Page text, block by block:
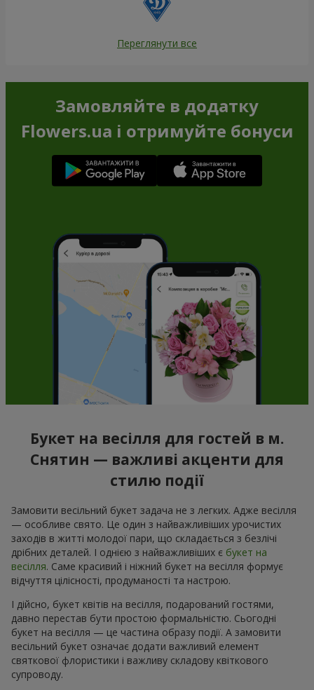
Переглянути все
Замовляйте в додатку
Flowers.ua і отримуйте бонуси
Букет на весілля для гостей в м.
Снятин — важливі акценти для
стилю події
Замовити весільний букет задача не з легких. Адже весілля
— особливе свято. Це один з найважливіших урочистих
заходів в житті молодої пари, що складається з безлічі
дрібних деталей. І однією з найважливіших є букет на
весілля. Саме красивий і ніжний букет на весілля формує
відчуття цілісності, продуманості та настрою.
І дійсно, букет квітів на весілля, подарований гостями,
давно перестав бути простою формальністю. Сьогодні
букет на весілля — це частина образу події. А замовити
весільний букет означає додати важливий елемент
святкової флористики і важливу складову квіткового
супроводу.